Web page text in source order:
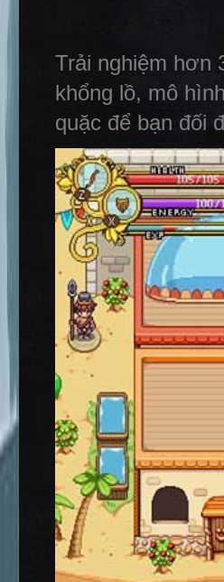
Trải nghiệm hơn
khổng lồ, mô
quặc để bạn đối